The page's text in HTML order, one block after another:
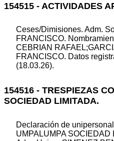
154515 - ACTIVIDADES
Ceses/Dimisiones. Adm.
FRANCISCO.
CEBRIAN
FRANCISCO. Datos
(18.03.26).
154516 - TRESPIEZAS
SOCIEDAD LIMITADA.
Declaración de
UMPALUMPA